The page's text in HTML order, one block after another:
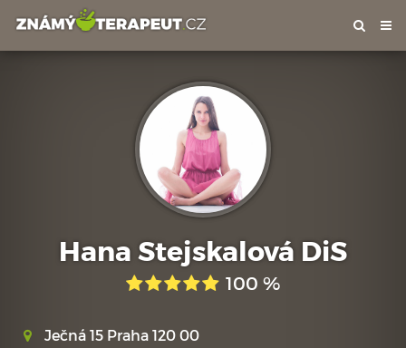
Hana Stejskalová DiS
100 %
Ječná 15 Praha 120 00